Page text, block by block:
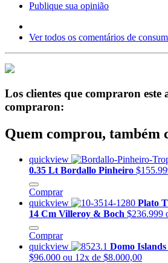
Publique sua opinião
Ver todos os comentários de
Los clientes que compraron
compraron:
Quem comprou, também
quickview
0.35 Lt Bordallo Pinheiro
Comprar
quickview
Plato
14 Cm Villeroy & Boch $236.999
Comprar
quickview
Domo
$96.000 ou 12x de $8.000,00